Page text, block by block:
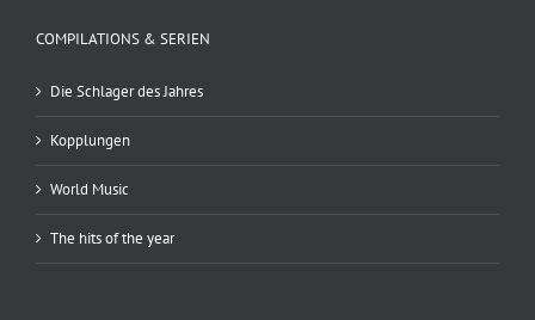
COMPILATIONS & SERIEN
Die Schlager des Jahres
Kopplungen
World Music
The hits of the year